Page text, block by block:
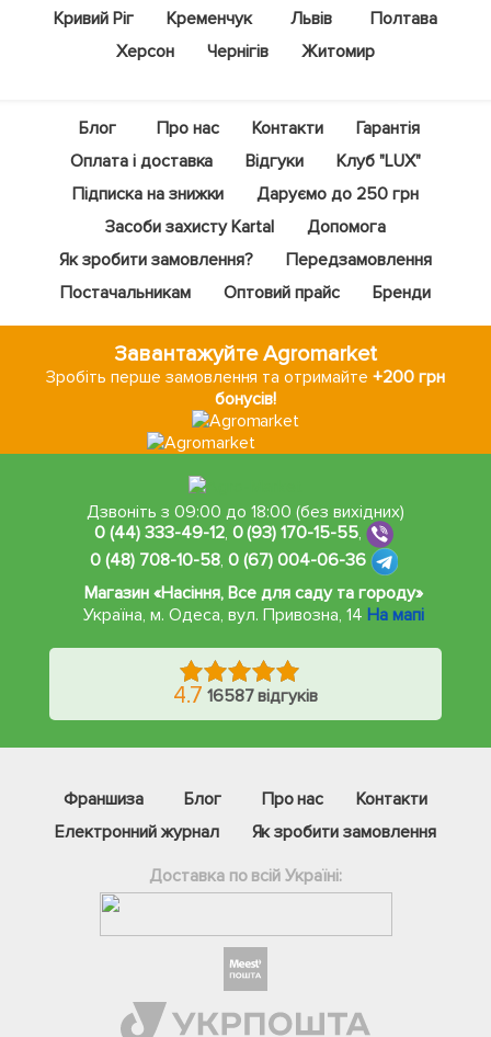
Кривий Ріг
Кременчук Львів
Полтава
Херсон
Чернігів Житомир
Блог Про нас Контакти
Гарантія
Оплата і доставка
Відгуки
Клуб "LUX"
Підписка на знижки
Даруємо до 250 грн
Засоби захисту Kartal
Допомога
Як зробити замовлення?
Передзамовлення
Постачальникам
Оптовий прайс Бренди
Завантажуйте Agromarket
Зробіть перше замовлення та отримайте+200 грн
бонусів!
Дзвоніть з 09:00 до 18:00 (без вихідних)
0 (44) 333-49-12, 0 (93) 170-15-55,
0 (48) 708-10-58, 0 (67) 004-06-36
Магазин «Насіння, Все для саду та городу»
Україна, м. Одеса,вул. Привозна, 14 На мапі
4.7 16587 відгуків
Франшиза Блог Про нас
Контакти
Електронний журнал
Як зробити замовлення
Доставка по всій Україні: